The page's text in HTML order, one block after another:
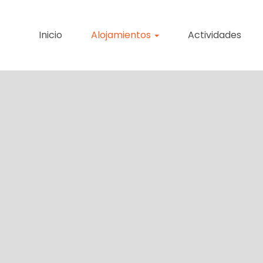
Inicio Alojamientos Actividades